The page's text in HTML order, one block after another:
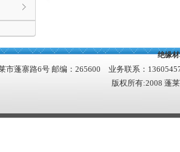
绝缘
市蓬寨路6号 邮编：265600 业务联系：
版权所有:2008 蓬